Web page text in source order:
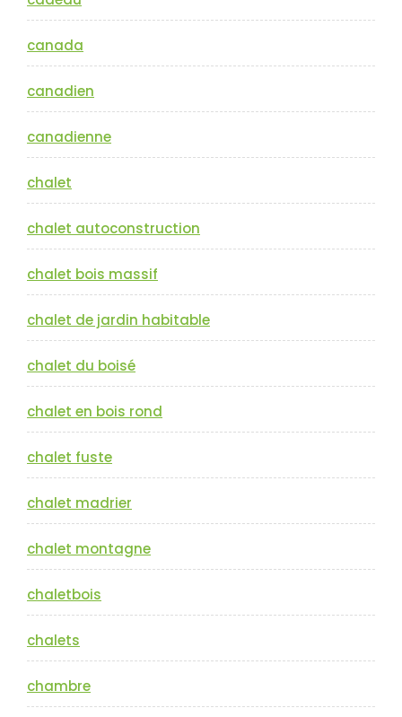
canada
canadien
canadienne
chalet
chalet autoconstruction
chalet bois massif
chalet de jardin habitable
chalet du boisé
chalet en bois rond
chalet fuste
chalet madrier
chalet montagne
chaletbois
chalets
chambre